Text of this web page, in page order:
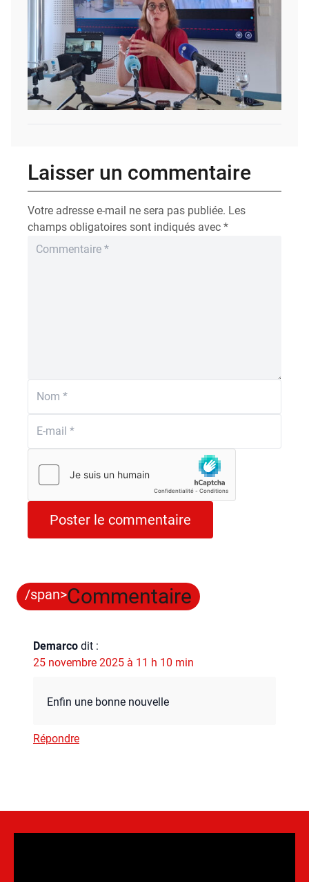
Laisser un commentaire
Votre adresse e-mail ne sera pas publiée. Les
champs obligatoires sont indiqués avec *
/span>Commentaire
Demarco dit :
25 novembre 2025 à 11 h 10 min
Enfin une bonne nou­velle
Répondre